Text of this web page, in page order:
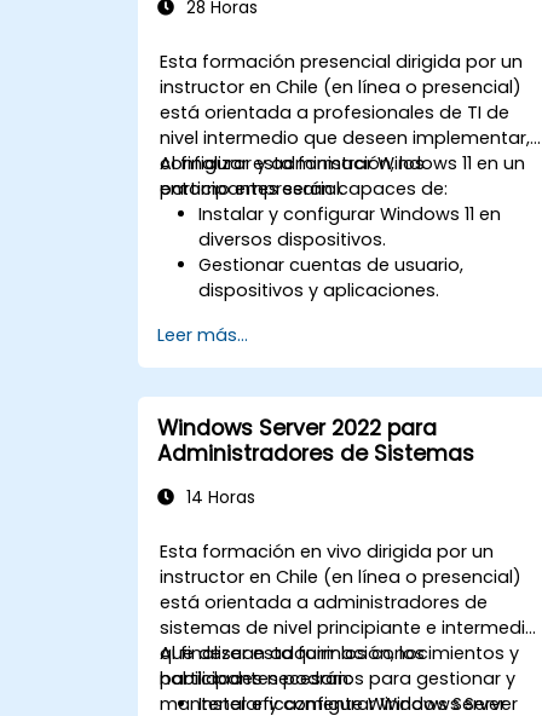
28 Horas
Esta formación presencial dirigida por un
instructor en Chile (en línea o presencial)
está orientada a profesionales de TI de
nivel intermedio que deseen implementar,
configurar y administrar Windows 11 en un
entorno empresarial.
Al finalizar esta formación, los
participantes serán capaces de:
Instalar y configurar Windows 11 en
diversos dispositivos.
Gestionar cuentas de usuario,
dispositivos y aplicaciones.
cumplimiento.
Configurar ajustes de red y
almacenamiento.
Mantener y solucionar problemas en
sistemas con Windows 11.
Leer más...
Windows Server 2022 para
Administradores de Sistemas
14 Horas
Esta formación en vivo dirigida por un
instructor en Chile (en línea o presencial)
está orientada a administradores de
sistemas de nivel principiante e intermedio
que desean adquirir los conocimientos y
habilidades necesarios para gestionar y
mantener eficazmente Windows Server
Al finalizar esta formación, los
participantes podrán:
Instalar y configurar Windows Server